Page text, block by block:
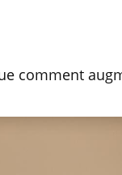
comment